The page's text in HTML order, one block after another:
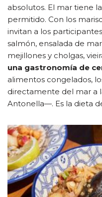
absolutos. El mar tiene
permitido. Con los
invitan a los
salmón, ensalada de
mejillones y cholgas,
una gastronomía de
alimentos congelados,
directamente del mar a
Antonella—. Es la dieta